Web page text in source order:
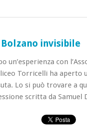
Bolzano invisibile
un’esperienza con
Torricelli ha aperto
Lo si può trovare a
scritta da Samuel